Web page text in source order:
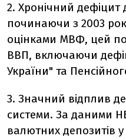
2. Хронічний дефіцит
починаючи з 2003
оцінками МВФ, цей
ВВП, включаючи
України" та
3. Значний відплив
системи. За даними
валютних депозитів